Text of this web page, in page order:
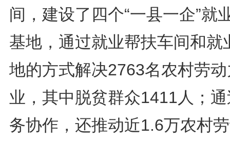
间，建设了四个“一县一企”就
基地，通过就业帮扶车间和就
地的方式解决2763名农村劳
业，其中脱贫群众1411人；
务协作，还推动近1.6万农村